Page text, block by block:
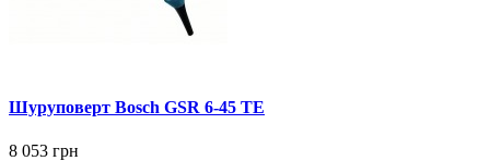
Шуруповерт Bosch GSR 6-45 TE
8 053 грн